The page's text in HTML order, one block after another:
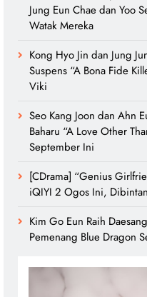
Jung Eun Chae dan Yoo
Watak Mereka
Kong Hyo Jin dan Jung
Suspens “A Bona Fide
Viki
Seo Kang Joon dan Ahn
Baharu “A Love Other
September Ini
[CDrama] “Genius
iQIYI 2 Ogos Ini,
Kim Go Eun Raih
Pemenang Blue Dragon